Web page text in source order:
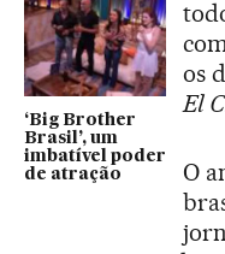
‘Big Brother
Brasil’, um
imbatível poder
de atração
os
El
O